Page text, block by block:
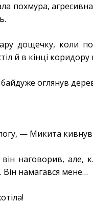
похмура,
дощечку, коли
й в кінці коридору
оглянув
— Микита
наговорив, але,
Він намагався мене…